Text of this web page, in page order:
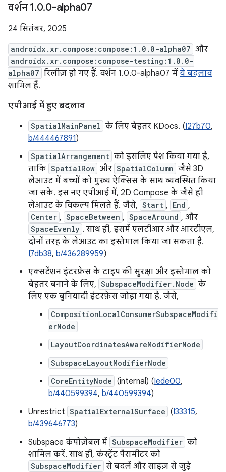
वर्शन 1.0.0-alpha07
24 सितंबर, 2025
androidx.xr.compose:compose:1.0.0-alpha07 और
androidx.xr.compose:compose-testing:1.0.0-
alpha07 रिलीज़ हो गए हैं. वर्शन 1.0.0-alpha07 में ये बदलाव
शामिल हैं.
एपीआई में हुए बदलाव
SpatialMainPanel के लिए बेहतर KDocs. (I27b70,
b/444467891)
SpatialArrangement को इसलिए पेश किया गया है,
ताकि SpatialRow और SpatialColumn जैसे 3D
लेआउट में बच्चों को मुख्य ऐक्सिस के साथ व्यवस्थित किया
जा सके. इस नए एपीआई में, 2D Compose के जैसे ही
लेआउट के विकल्प मिलते हैं. जैसे, Start , End ,
Center , SpaceBetween , SpaceAround , और
SpaceEvenly . साथ ही, इसमें एलटीआर और आरटीएल,
दोनों तरह के लेआउट का इस्तेमाल किया जा सकता है.
I7db38, b/436289959)
एक्सटेंशन इंटरफ़ेस के टाइप की सुरक्षा और इस्तेमाल को
बेहतर बनाने के लिए, SubspaceModifier.Node के
लिए एक बुनियादी इंटरफ़ेस जोड़ा गया है. जैसे,
CompositionLocalConsumerSubspaceModifi
erNode
LayoutCoordinatesAwareModifierNode
SubspaceLayoutModifierNode
CoreEntityNode (internal) (Iede00,
b/440599394, b/440599394)
Unrestrict SpatialExternalSurface (I33315,
b/439646773)
Subspace कंपोज़ेबल में SubspaceModifier को
शामिल करें. साथ ही, कंस्ट्रेंट पैरामीटर को
SubspaceModifier से बदलें और साइज़ से जुड़े